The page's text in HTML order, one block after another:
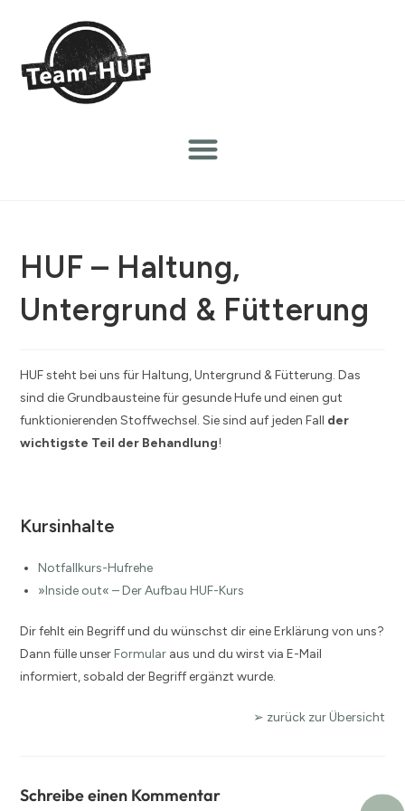
HUF – Haltung,
Untergrund & Fütterung
HUF steht bei uns für Haltung, Untergrund & Fütterung. Das
sind die Grundbausteine für gesunde Hufe und einen gut
funktionierenden Stoffwechsel. Sie sind auf jeden Fall der
wichtigste Teil der Behandlung!
Kursinhalte
Notfallkurs-Hufrehe
»Inside out« – Der Aufbau HUF-Kurs
Dir fehlt ein Begriff und du wünschst dir eine Erklärung von uns?
Dann fülle unserFormular aus und du wirst via E-Mail
informiert, sobald der Begriff ergänzt wurde.
➢ zurück zur Übersicht
Schreibe einen Kommentar